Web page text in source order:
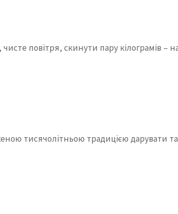
повітря, скинути пару кілограмів –
тисячолітньою традицією дарувати